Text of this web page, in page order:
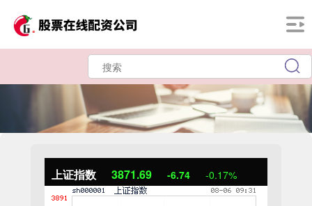
上证指数 3871.69 -6.74 -0.17%